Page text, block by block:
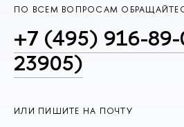
ПО ВСЕМ ВОПРОСАМ
+7 (495) 916-
23905)
ИЛИ ПИШИТЕ НА ПОЧТУ